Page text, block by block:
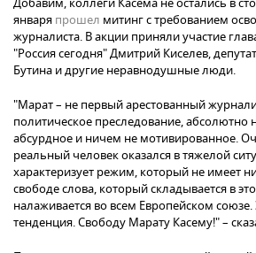
января прошел митинг с требованием
журналиста. В акции приняли участие
"Россия сегодня" Дмитрий Киселев,
Бутина и другие неравнодушные люди.
"Марат – не первый арестованный
политическое преследование, абсолютно
абсурдное и ничем не мотивированное.
реальный человек оказался в тяжелой
характеризует режим, который не имеет
свободе слова, который складывается в
налаживается во всем Европейском
тенденция. Свободу Марату Касему!" –